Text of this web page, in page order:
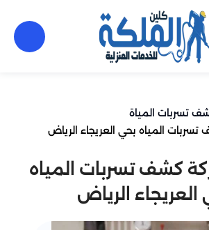
تسربات المياة
المياه بحي العريجاء الرياض
كشف تسربات المياه
العريجاء الرياض